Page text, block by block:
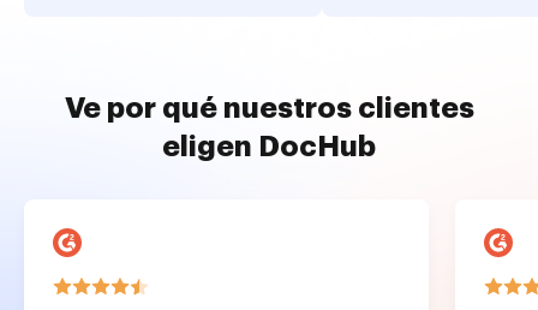
Ve por qué nuestros clientes
eligen DocHub